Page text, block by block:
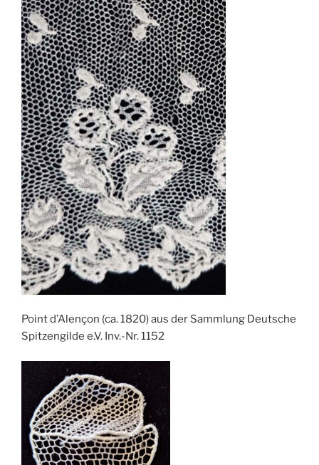
Point d’Alençon (ca. 1820) aus der Sammlung Deutsche
Spitzengilde e.V. Inv.-Nr. 1152